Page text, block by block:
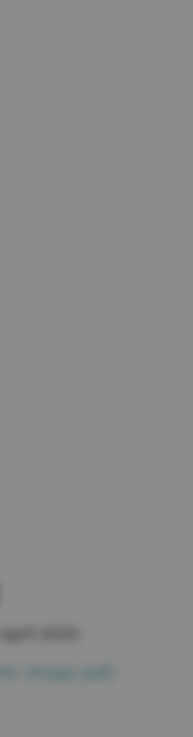
2020
bilaga (pdf)